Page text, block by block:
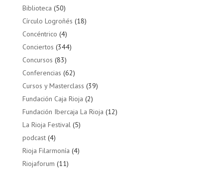
Biblioteca (50)
Círculo Logroñés (18)
Concéntrico (4)
Conciertos (344)
Concursos (83)
Conferencias (62)
Cursos y Masterclass (39)
Fundación Caja Rioja (2)
Fundación Ibercaja La Rioja (12)
La Rioja Festival(5)
podcast(4)
Rioja Filarmonía (4)
Riojaforum (11)